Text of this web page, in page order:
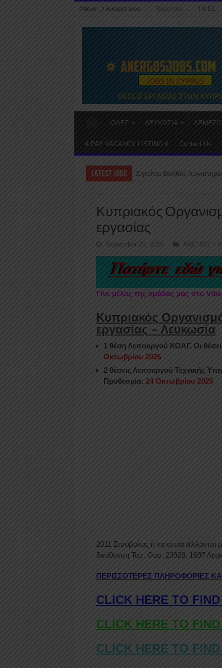
FRIDAY , 7 AUGUST 2026 Τελευταίες ΤΙΜΕΣ
ΟΛΕΣ ΛΕΥΚΩΣΙΑ
€ PAY VACANCY LISTING € Contact Us
LATEST JOBS Ζητείται Βοηθός
Κυπριακός
εργασίας
September 29, 2025 ARCHIVE /
Γίνε μέλος της ομάδας μας στο
Κυπριακός
εργασίας – Λευκωσία
1 θέση Λειτουργού ΚΟΑΓ. Οι
Οκτωβρίου 2025
2 θέσεις Λειτουργού Τεχνικής
Προθεσμία: 24 Οκτωβρίου 2025
2011 Στρόβολος ή να αποστέλλονται
διεύθυνση Ταχ. Θυρ. 23928, 1687
ΠΕΡΙΣΣΟΤΕΡΕΣ ΠΛΗΡΟΦΟΡΙΕΣ
CLICK HERE TO
CLICK HERE TO
CLICK HERE TO